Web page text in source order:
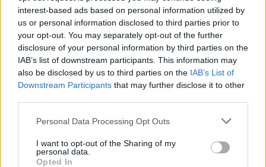
interest-based ads based on personal information utilized by
us or personal information disclosed to third parties prior to
your opt-out. You may separately opt-out of the further
disclosure of your personal information by third parties on the
IAB’s list of downstream participants. This information may
also be disclosed by us to third parties on the IAB’s List of
Downstream Participants that may further disclose it to other
Personal Data Processing Opt Outs
I want to opt-out of the Sharing of my
personal data.
Opted In
L'Antiochense prende Caddeo e Doneddu,
Arborea e Tharros ripartono dai tecnici
Firinu e Frongia
2 Ago 2026
La matricola Macomer prende il portiere
2 Ago 2026
Nasce l'Arbus Guspini Costa Verde, Garau:
«Vogliamo rappresentare con orgoglio